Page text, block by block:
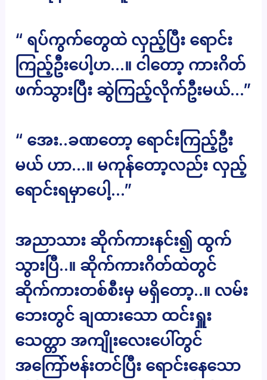
“ ရပ်ကွက်တွေထဲ လှည့်ပြီး ရောင်း
ကြည့်ဦးပေါ့ဟ…။ ငါတော့ ကားဂိတ်
ဖက်သွားပြီး ဆွဲကြည့်လိုက်ဦးမယ်…”
“ အေး..ခဏတော့ ရောင်းကြည့်ဦး
မယ် ဟာ…။ မကုန်တော့လည်း လှည့်
ရောင်းရမှာပေါ့…”
အညာသား ဆိုက်ကားနင်း၍ ထွက်
သွားပြီ..။ ဆိုက်ကားဂိတ်ထဲတွင်
ဆိုက်ကားတစ်စီးမှ မရှိတော့..။ လမ်း
ဘေးတွင် ချထားသော ထင်းရှူး
သေတ္တာ အကျိုးလေးပေါ်တွင်
အကြော်ဗန်းတင်ပြီး ရောင်းနေသော